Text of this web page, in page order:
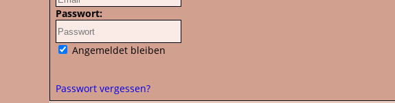
Passwort:
Angemeldet bleiben
Passwort vergessen?